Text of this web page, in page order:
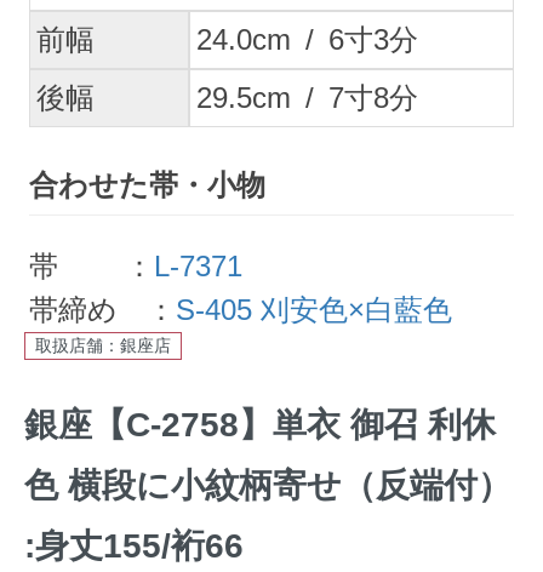
前幅 24.0cm / 6寸3分
後幅
29.5cm / 7寸8分
合わせた帯・小物
帯 ： L-7371
帯締め ： S-405 刈安色×白藍色
取扱店舗：銀座店
銀座【C-2758】単衣 御召 利休
色 横段に小紋柄寄せ（反端付）
:身丈155/裄66